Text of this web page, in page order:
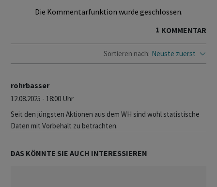
Die Kommentarfunktion wurde geschlossen.
1 KOMMENTAR
Sortieren nach: Neuste zuerst
rohrbasser
12.08.2025 - 18:00 Uhr
Seit den jüngsten Aktionen aus dem WH sind wohl statistische
Daten mit Vorbehalt zu betrachten.
DAS KÖNNTE SIE AUCH INTERESSIEREN